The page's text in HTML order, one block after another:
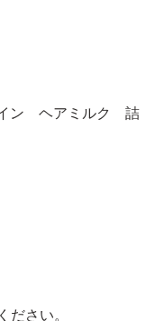
ン ヘアミルク 詰
ださい。